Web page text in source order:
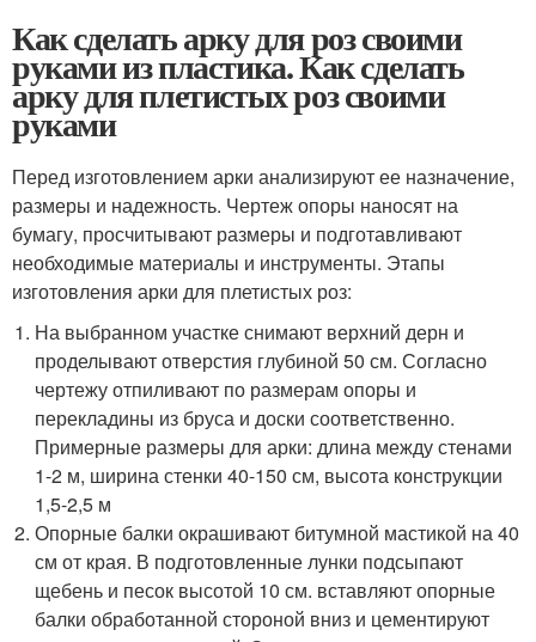
Как сделать арку для роз своими
руками из пластика. Как сделать
арку для плетистых роз своими
руками
Перед изготовлением арки анализируют ее назначение,
размеры и надежность. Чертеж опоры наносят на
бумагу, просчитывают размеры и подготавливают
необходимые материалы и инструменты. Этапы
изготовления арки для плетистых роз:
На выбранном участке снимают верхний дерн и
проделывают отверстия глубиной 50 см. Согласно
чертежу отпиливают по размерам опоры и
перекладины из бруса и доски соответственно.
Примерные размеры для арки: длина между стенами
1-2 м, ширина стенки 40-150 см, высота конструкции
1,5-2,5 м
Опорные балки окрашивают битумной мастикой на 40
см от края. В подготовленные лунки подсыпают
щебень и песок высотой 10 см. вставляют опорные
балки обработанной стороной вниз и цементируют